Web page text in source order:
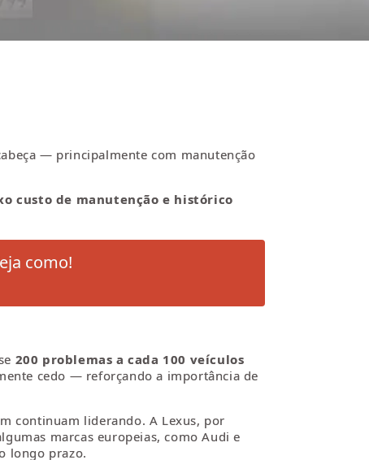
— principalmente com manutenção
custo de manutenção e histórico
como!
200 problemas a cada 100 veículos
cedo — reforçando a importância de
continuam liderando. A Lexus, por
marcas europeias, como Audi e
longo prazo.